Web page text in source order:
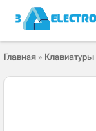
Главная » Клавиатуры